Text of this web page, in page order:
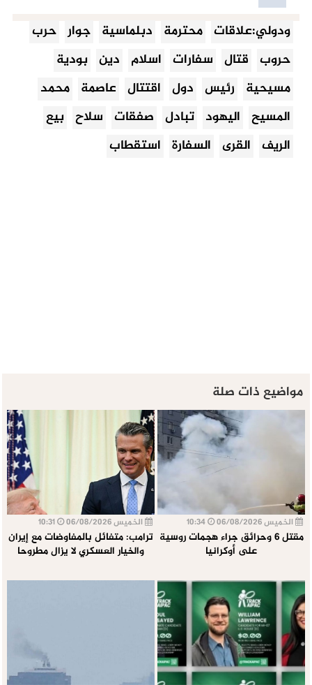
ودولي:علاقات محترمة دبلماسية جوار حرب
حروب قتال سفارات اسلام دين بودية
مسيحية رئيس دول اقتتال عاصمة محمد
المسيح اليهود تبادل صفقات سلاح بيع
الريف القرى السفارة استقطاب
مواضيع ذات صلة
الخميس 06/08/2026
مقتل 6 وحرائق جراء هجمات روسية
على أوكرانيا
الخميس 06/08/2026
ترامب: متفائل بالمفاوضات مع إيران
والخيار العسكري لا يزال مطروحا